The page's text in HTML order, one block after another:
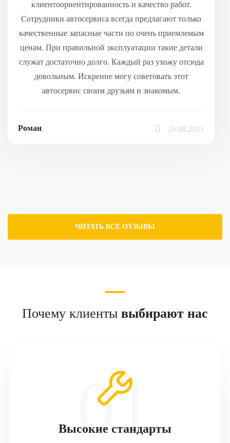
клиентоориентированность и качество работ.
Сотрудники автосервиса всегда предлагают только
качественные запасные части по очень приемлемым
ценам. При правильной эксплуатации такие детали
служат достаточно долго. Каждый раз ухожу отсюда
довольным. Искренне могу советовать этот
автосервис своим друзьям и знакомым.
Роман 20.08.2021
ЧИТАТЬ ВСЕ ОТЗЫВЫ
Почему клиенты выбирают нас
Высокие стандарты